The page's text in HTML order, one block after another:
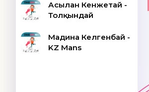
Асылан Кенжетай -
Толқындай
Мадина Келгенбай -
KZ Mans